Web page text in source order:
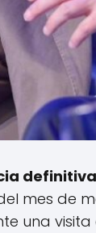
mes de
una